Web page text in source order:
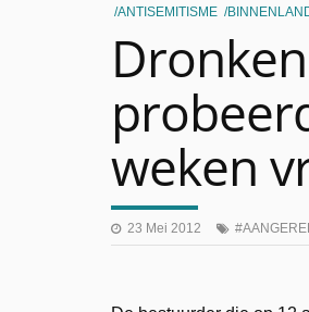
“Vandaag zit
ANTISEMITISME
weken
23 Mei 2012